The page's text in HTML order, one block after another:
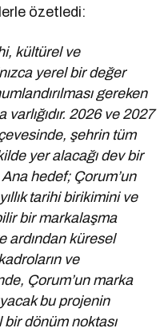
özetledi:
kültürel ve
yerel bir değer
gereken
2026 ve 2027
şehrin tüm
yer alacağı dev bir
hedef; Çorum’un
tarihi birikimini ve
bir markalaşma
ardından küresel
ve
Çorum’un marka
bu projenin
dönüm noktası